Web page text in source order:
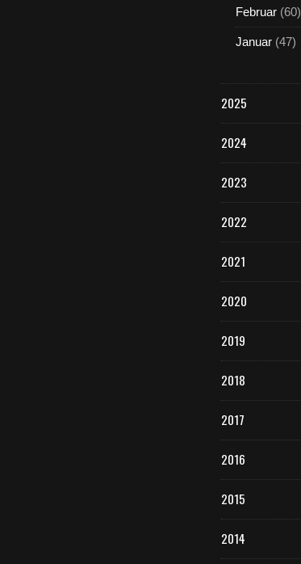
Februar (60)
Januar (47)
2025
2024
2023
2022
2021
2020
2019
2018
2017
2016
2015
2014